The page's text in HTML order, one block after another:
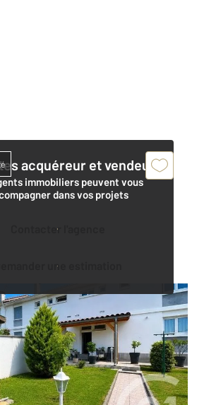
acquéreur et vendeur,
immobiliers peuvent vous
dans vos projets
Contacter l'agence
Demander une estimation
65
vendre
€